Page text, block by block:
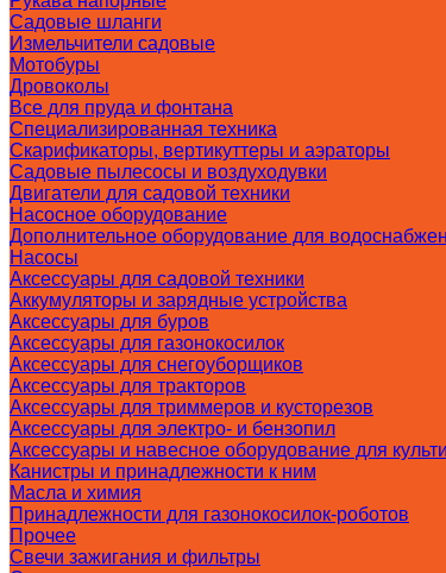
Садовые шланги
Измельчители садовые
Мотобуры
Дровоколы
Все для пруда и фонтана
Специализированная техника
Скарификаторы, вертикуттеры и аэраторы
Садовые пылесосы и воздуходувки
Двигатели для садовой техники
Насосное оборудование
Дополнительное оборудование для
Насосы
Аксессуары для садовой техники
Аккумуляторы и зарядные устройства
Аксессуары для буров
Аксессуары для газонокосилок
Аксессуары для снегоуборщиков
Аксессуары для тракторов
Аксессуары для триммеров и кусторезов
Аксессуары для электро- и бензопил
Аксессуары и навесное оборудование для
Канистры и принадлежности к ним
Масла и химия
Принадлежности для газонокосилок-роботов
Прочее
Свечи зажигания и фильтры